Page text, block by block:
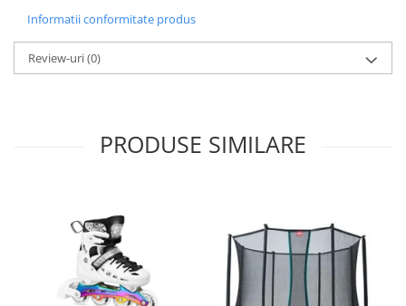
Informatii conformitate produs
Review-uri(0)
PRODUSE SIMILARE